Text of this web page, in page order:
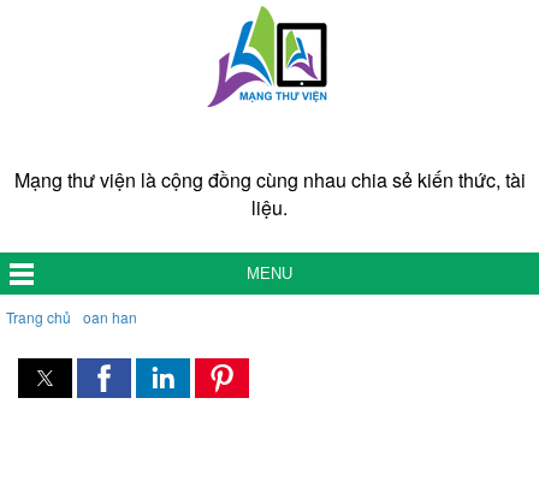
Mạng thư viện là cộng đồng cùng nhau chia sẻ kiến thức, tài
liệu.
MENU
Trang chủ oan han